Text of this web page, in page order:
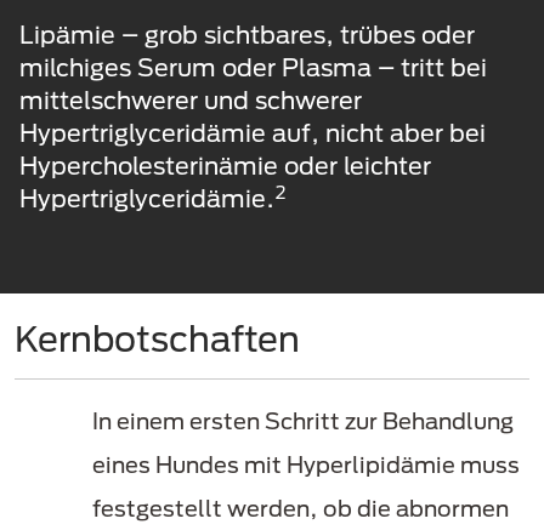
Lipämie – grob sichtbares, trübes oder
milchiges Serum oder Plasma – tritt bei
mittelschwerer und schwerer
Hypertriglyceridämie auf, nicht aber bei
Hypercholesterinämie oder leichter
Hypertriglyceridämie.2
Kernbotschaften
In einem ersten Schritt zur Behandlung
eines Hundes mit Hyperlipidämie muss
festgestellt werden, ob die abnormen